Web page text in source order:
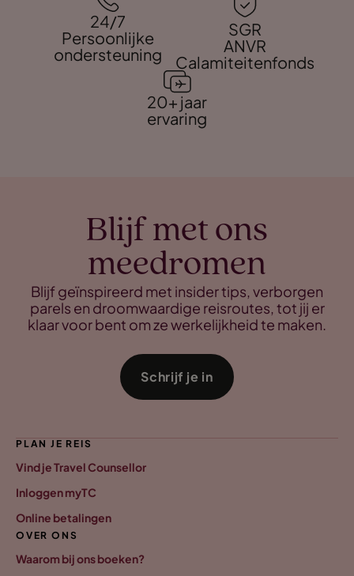
24/7
Persoonlijke
ondersteuning
SGR
ANVR
Calamiteitenfonds
20+ jaar
ervaring
Blijf met ons
meedromen
Blijf geïnspireerd met insider tips, verborgen
parels en droomwaardige reisroutes, tot jij er
klaar voor bent om ze werkelijkheid te maken.
Schrijf je in
PLAN JE REIS
Vind je Travel Counsellor
Inloggen myTC
Online betalingen
OVER ONS
Waarom bij ons boeken?